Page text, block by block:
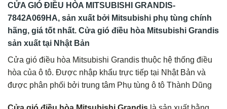
CỬA GIÓ ĐIỀU HÒA MITSUBISHI GRANDIS-
7842A069HA, sản xuất bởi Mitsubishi phụ tùng chính
hãng, giá tốt nhất. Cửa gió điều hòa Mitsubishi Grandis
sản xuất tại Nhật Bản
Cửa gió điều hòa Mitsubishi Grandis thuộc hệ thống điều
hòa của ô tô. Được nhập khẩu trực tiếp tại Nhật Bản và
được phân phối bởi trung tâm Phụ tùng ô tô Thành Dũng